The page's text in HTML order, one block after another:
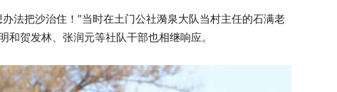
法把沙治住！”当时在土门公社漪泉大队当村主任的石满老
贺发林、张润元等社队干部也相继响应。